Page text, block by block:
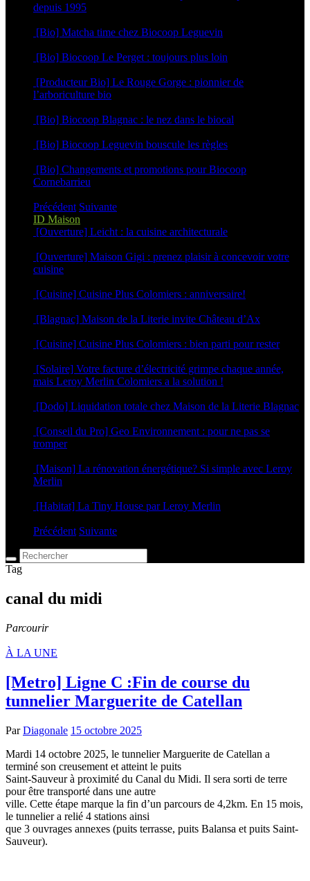
depuis 1995
[Bio] Matcha time chez Biocoop Leguevin
[Bio] Biocoop Le Perget : toujours plus loin
[Producteur Bio] Le Rouge Gorge : pionnier de
l’arboriculture bio
[Bio] Biocoop Blagnac : le nez dans le biocal
[Bio] Biocoop Leguevin bouscule les règles
[Bio] Changements et promotions pour Biocoop
Cornebarrieu
Précédent Suivante
ID Maison
[Ouverture] Leicht : la cuisine architecturale
[Ouverture] Maison Gigi : prenez plaisir à concevoir votre
cuisine
[Cuisine] Cuisine Plus Colomiers : anniversaire!
[Blagnac] Maison de la Literie invite Château d’Ax
[Cuisine] Cuisine Plus Colomiers : bien parti pour rester
[Solaire] Votre facture d’électricité grimpe chaque année,
mais Leroy Merlin Colomiers a la solution !
[Dodo] Liquidation totale chez Maison de la Literie Blagnac
[Conseil du Pro] Geo Environnement : pour ne pas se
tromper
[Maison] La rénovation énergétique? Si simple avec Leroy
Merlin
[Habitat] La Tiny House par Leroy Merlin
Précédent Suivante
Tag
canal du midi
Parcourir
À LA UNE
[Metro] Ligne C :Fin de course du
tunnelier Marguerite de Catellan
Par Diagonale 15 octobre 2025
Mardi 14 octobre 2025, le tunnelier Marguerite de Catellan a
terminé son creusement et atteint le puits
Saint-Sauveur à proximité du Canal du Midi. Il sera sorti de terre
pour être transporté dans une autre
ville. Cette étape marque la fin d’un parcours de 4,2km. En 15 mois,
le tunnelier a relié 4 stations ainsi
que 3 ouvrages annexes (puits terrasse, puits Balansa et puits Saint-
Sauveur).